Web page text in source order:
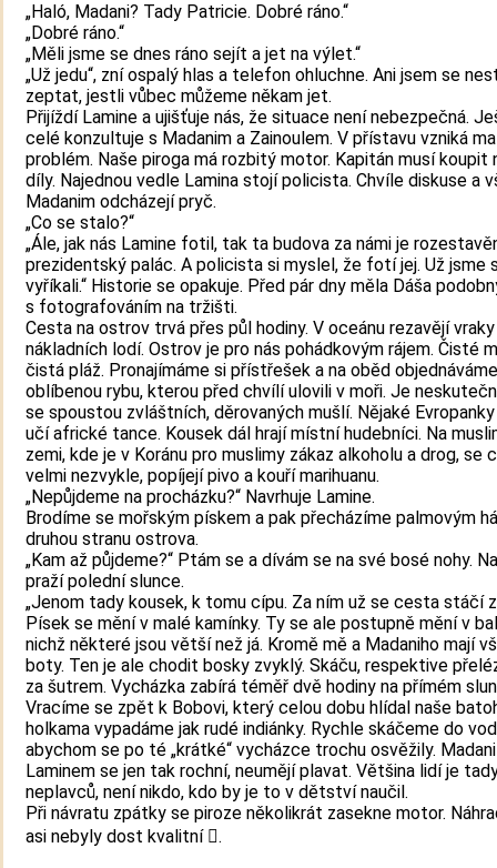
„Haló, Madani? Tady Patricie. Dobré ráno.“
„Dobré ráno.“
„Měli jsme se dnes ráno sejít a jet na výlet.“
„Už jedu“, zní ospalý hlas a telefon ohluchne. Ani jsem se
zeptat, jestli vůbec můžeme někam jet.
Přijíždí Lamine a ujišťuje nás, že situace není nebezpečná.
celé konzultuje s Madanim a Zainoulem. V přístavu vzniká
problém. Naše piroga má rozbitý motor. Kapitán musí koupit
díly. Najednou vedle Lamina stojí policista. Chvíle diskuse a
Madanim odcházejí pryč.
„Co se stalo?“
„Ále, jak nás Lamine fotil, tak ta budova za námi je
prezidentský palác. A policista si myslel, že fotí jej. Už jsme
vyříkali.“ Historie se opakuje. Před pár dny měla Dáša
s fotografováním na tržišti.
Cesta na ostrov trvá přes půl hodiny. V oceánu rezavějí vraky
nákladních lodí. Ostrov je pro nás pohádkovým rájem. Čisté
čistá pláž. Pronajímáme si přístřešek a na oběd
oblíbenou rybu, kterou před chvílí ulovili v moři. Je
se spoustou zvláštních, děrovaných mušlí. Nějaké
učí africké tance. Kousek dál hrají místní hudebníci. Na
zemi, kde je v Koránu pro muslimy zákaz alkoholu a drog, se
velmi nezvykle, popíjejí pivo a kouří marihuanu.
„Nepůjdeme na procházku?“ Navrhuje Lamine.
Brodíme se mořským pískem a pak přecházíme palmovým
druhou stranu ostrova.
„Kam až půjdeme?“ Ptám se a dívám se na své bosé nohy.
praží polední slunce.
„Jenom tady kousek, k tomu cípu. Za ním už se cesta stáčí
Písek se mění v malé kamínky. Ty se ale postupně mění v
nichž některé jsou větší než já. Kromě mě a Madaniho mají
boty. Ten je ale chodit bosky zvyklý. Skáču, respektive
za šutrem. Vycházka zabírá téměř dvě hodiny na přímém
Vracíme se zpět k Bobovi, který celou dobu hlídal naše
holkama vypadáme jak rudé indiánky. Rychle skáčeme do
abychom se po té „krátké“ vycházce trochu osvěžily.
Laminem se jen tak rochní, neumějí plavat. Většina lidí je
neplavců, není nikdo, kdo by je to v dětství naučil.
Při návratu zpátky se piroze několikrát zasekne motor.
asi nebyly dost kvalitní .